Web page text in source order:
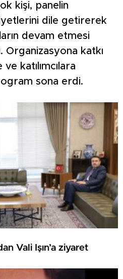
kişi, panelin
dile getirerek
devam etmesi
Organizasyona katkı
katılımcılara
sona erdi.
Vali Işın’a ziyaret